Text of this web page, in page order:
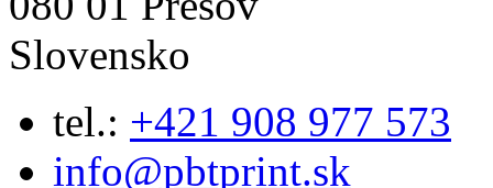
Slovensko
tel.: +421 908 977 573
info@pbtprint.sk